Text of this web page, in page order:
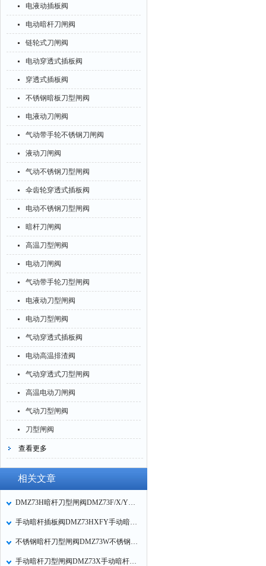
电液动插板阀
电动暗杆刀闸阀
链轮式刀闸阀
电动穿透式插板阀
穿透式插板阀
不锈钢暗板刀型闸阀
电液动刀闸阀
气动带手轮不锈钢刀闸阀
液动刀闸阀
气动不锈钢刀型闸阀
伞齿轮穿透式插板阀
电动不锈钢刀型闸阀
暗杆刀闸阀
高温刀型闸阀
电动刀闸阀
气动带手轮刀型闸阀
电液动刀型闸阀
电动刀型闸阀
气动穿透式插板阀
电动高温排渣阀
气动穿透式刀型闸阀
高温电动刀闸阀
气动刀型闸阀
刀型闸阀
查看更多
相关文章
DMZ73H暗杆刀型闸阀DMZ73F/X/Y手动暗杆插板阀的应用规范
手动暗杆插板阀DMZ73HXFY手动暗杆刀型闸阀暗杆闸板阀应用规范
不锈钢暗杆刀型闸阀DMZ73W不锈钢暗杆插板阀不锈钢暗杆闸板阀应用规范
手动暗杆刀型闸阀DMZ73X手动暗杆插板阀DMZ73H暗杆闸板阀的特点